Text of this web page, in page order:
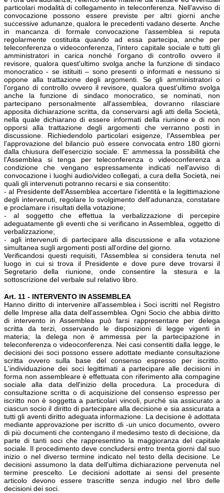
particolari modalità di collegamento in teleconferenza. Nell'avviso di
convocazione possono essere previste per altri giorni anche
successive adunanze, qualora le precedenti vadano deserte. Anche
in mancanza di formale convocazione l'assemblea si reputa
regolarmente costituita quando ad essa partecipa, anche per
teleconferenza o videoconferenza, l'intero capitale sociale e tutti gli
amministratori in carica nonché l'organo di controllo ovvero il
revisore, qualora quest'ultimo svolga anche la funzione di sindaco
monocratico - se istituiti – sono presenti o informati e nessuno si
oppone alla trattazione degli argomenti. Se gli amministratori o
l'organo di controllo ovvero il revisore, qualora quest'ultimo svolga
anche la funzione di sindaco monocratico, se nominati, non
partecipano personalmente all'assemblea, dovranno rilasciare
apposita dichiarazione scritta, da conservarsi agli atti della Società,
nella quale dichiarano di essere informati della riunione e di non
opporsi alla trattazione degli argomenti che verranno posti in
discussione. Richiedendolo particolari esigenze, l'Assemblea per
l'approvazione del bilancio può essere convocata entro 180 giorni
dalla chiusura dell'esercizio sociale. E' ammessa la possibilità che
l'Assemblea si tenga per teleconferenza o videoconferenza a
condizione che vengano espressamente indicati nell'avviso di
convocazione i luoghi audio/video collegati, a cura della Società, nei
quali gli intervenuti potranno recarsi e sia consentito:
- al Presidente dell'Assemblea accertare l'identità e la legittimazione
degli intervenuti, regolare lo svolgimento dell'adunanza, constatare
e proclamare i risultati della votazione;
- al soggetto che effettua la verbalizzazione di percepire
adeguatamente gli eventi che si verificano in Assemblea, oggetto di
verbalizzazione;
- agli intervenuti di partecipare alla discussione e alla votazione
simultanea sugli argomenti posti all'ordine del giorno.
Verificandosi questi requisiti, l'Assemblea si considera tenuta nel
luogo in cui si trova il Presidente e dove pure deve trovarsi il
Segretario della riunione, onde consentire la stesura e la
sottoscrizione del verbale sul relativo libro.
Art. 11 - INTERVENTO IN ASSEMBLEA
Hanno diritto di intervenire all'assemblea i Soci iscritti nel Registro
delle Imprese alla data dell'assemblea. Ogni Socio che abbia diritto
di intervento in Assemblea può farsi rappresentare per delega
scritta da terzi, osservando le disposizioni di legge vigenti in
materia; la delega non è ammessa per la partecipazione in
teleconferenza o videoconferenza. Nei casi consentiti dalla legge, le
decisioni dei soci possono essere adottate mediante consultazione
scritta ovvero sulla base del consenso espresso per iscritto.
L'individuazione dei soci legittimati a partecipare alle decisioni in
forma non assembleare è effettuata con riferimento alla compagine
sociale alla data dell'inizio della procedura. La procedura di
consultazione scritta o di acquisizione del consenso espresso per
iscritto non è soggetta a particolari vincoli, purché sia assicurato a
ciascun socio il diritto di partecipare alla decisione e sia assicurata a
tutti gli aventi diritto adeguata informazione. La decisione è adottata
mediante approvazione per iscritto di -un unico documento, ovvero
di più documenti che contengano il medesimo testo di decisione, da
parte di tanti soci che rappresentino la maggioranza del capitale
sociale. Il procedimento deve concludersi entro trenta giorni dal suo
inizio o nel diverso termine indicato nel testo della decisione. Le
decisioni assumono la data dell'ultima dichiarazione pervenuta nel
termine prescelto. Le decisioni adottate ai sensi del presente
articolo devono essere trascritte senza indugio nel libro delle
decisioni dei soci.